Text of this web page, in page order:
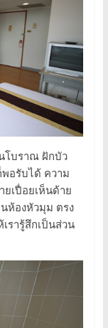
โบราณ ฝักบัว
อรับได้ ความ
เปื่อยเห็นด้าย
ห้องหัวมุม ตรง
รารู้สึกเป็นส่วน